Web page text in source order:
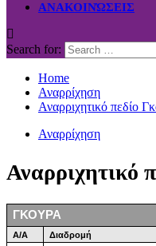
ΑΝΑΚΟΙΝΏΣΕΙΣ
Search for:
Home
Αναρρίχηση
Αναρριχητικό πεδίο
Αναρρίχηση
Αναρριχητικό
ΓΚΟΥΡΑ
Α/Α Διαδρομή